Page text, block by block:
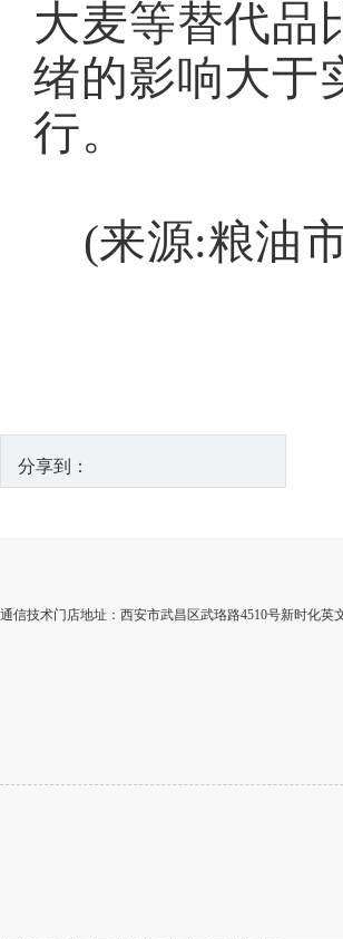
大麦等替代品
绪的影响大于
行。
(来源:粮油
分享到：
通信技术门店地址：西安市武昌区武珞路4510号新时化